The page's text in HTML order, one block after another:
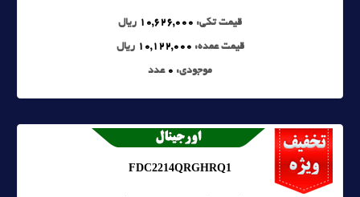
قیمت تکی: 10,626,000 ریال
قیمت عمده: 10,122,000 ریال
موجودی: 0 عدد
FDC2214QRGHRQ1